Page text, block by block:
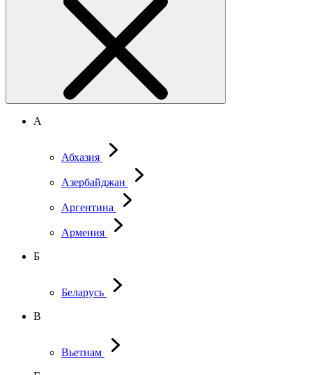
А
Абхазия
Азербайджан
Аргентина
Армения
Б
Беларусь
В
Вьетнам